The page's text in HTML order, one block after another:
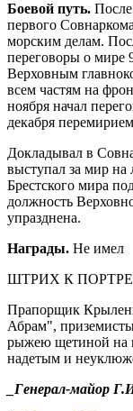
Боевой путь. После
первого
морским делам.
переговоры о мире
Верховным
всем частям на
ноября начал
декабря
Докладывал в
выступал за мир
Брестского мира
должность
упразднена.
Награды. Не имел
ШТРИХ К
Прапорщик
Абрам",
рыжею щетиной на
надетым и
_Генерал-майор